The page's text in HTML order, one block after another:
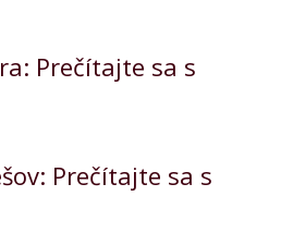
Prečítajte sa s
Prečítajte sa s